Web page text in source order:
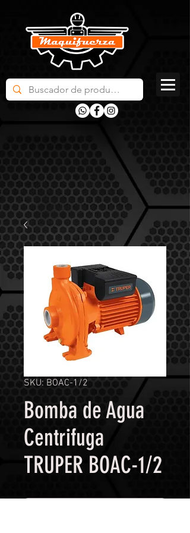
SKU: BOAC-1/2
Bomba de Agua
Centrifuga
TRUPER BOAC-1/2